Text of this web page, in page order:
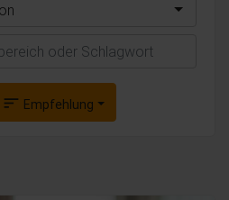
sort Empfehlung